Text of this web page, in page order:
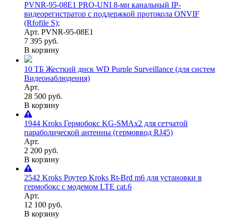
PVNR-95-08E1 PRO-UNI 8-ми канальный IP-
видеорегистратор с поддержкой протокола ONVIF
(Rfofile S);
Арт. PVNR-95-08E1
7 395 руб.
В корзину
10 ТБ Жесткий диск WD Purple Surveillance (для систем
Видеонаблюдения)
Арт.
28 500 руб.
В корзину
1944 Kroks Гермобокс KG-SMAx2 для сетчатой
параболической антенны (гермоввод RJ45)
Арт.
2 200 руб.
В корзину
2542 Kroks Роутер Kroks Rt-Brd m6 для установки в
гермобокс с модемом LTE cat.6
Арт.
12 100 руб.
В корзину